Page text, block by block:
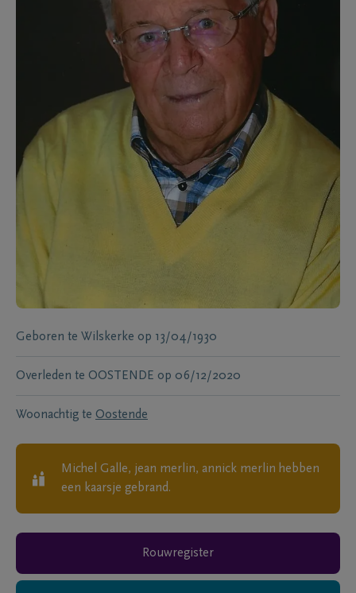
Geboren te Wilskerke op 13/04/1930
Overleden te OOSTENDE op 06/12/2020
Woonachtig te Oostende
Michel Galle, jean merlin, annick merlin hebben
een kaarsje gebrand.
Rouwregister